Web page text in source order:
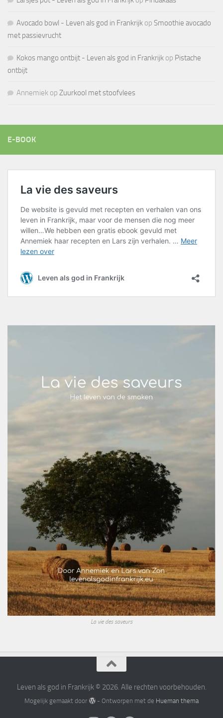
Avocado bowl - Leven als god in Frankrijk op Smoothie avocado
met passievrucht
Kokos mango ontbijt - Leven als god in Frankrijk op Pistache
ontbijt
Annemiek op Zuurkool met stoofvlees
E-BOOK
La vie des saveurs
Leven als god in Frankrijk © 2026. Alle rechten voorbehouden.
Mogelijk gemaakt door - Ontworpen met de Hueman thema